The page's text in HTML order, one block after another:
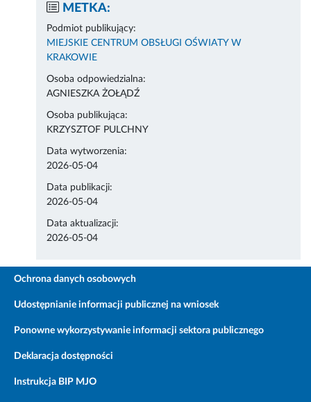
METKA:
Podmiot publikujący:
MIEJSKIE CENTRUM OBSŁUGI OŚWIATY W
KRAKOWIE
Osoba odpowiedzialna:
AGNIESZKA ŻOŁĄDŹ
Osoba publikująca:
KRZYSZTOF PULCHNY
Data wytworzenia:
2026-05-04
Data publikacji:
2026-05-04
Data aktualizacji:
2026-05-04
Ochrona danych osobowych
Udostępnianie informacji publicznej na wniosek
Ponowne wykorzystywanie informacji sektora publicznego
Deklaracja dostępności
Instrukcja BIP MJO